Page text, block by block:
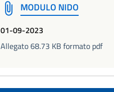
MODULO NIDO
01-09-2023
Allegato 68.73 KB formato pdf